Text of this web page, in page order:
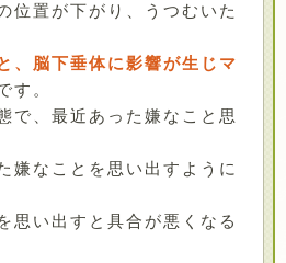
位置が下がり、うつむいた
、脳下垂体に影響が生じマ
す。
で、最近あった嫌なこと思
嫌なことを思い出すように
思い出すと具合が悪くなる